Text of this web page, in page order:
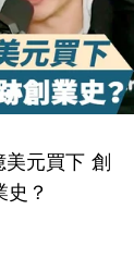
美元買下 創
？